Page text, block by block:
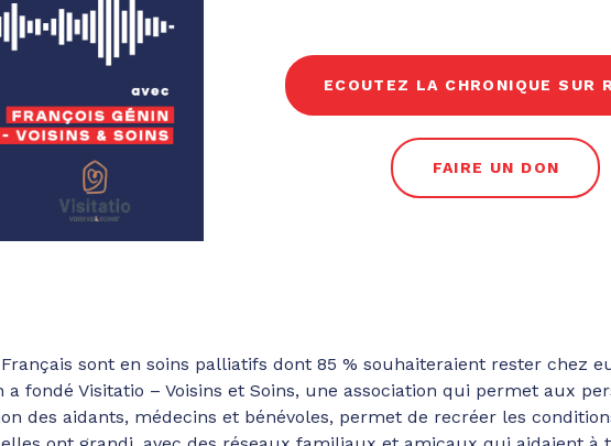
ECOUTEZ LA CHRONIQUE SUR
FAIRE UN DON
sont en soins palliatifs dont 85 % souhaiteraient rester chez
fondé Visitatio – Voisins et Soins, une association qui permet aux
des aidants, médecins et bénévoles, permet de recréer les